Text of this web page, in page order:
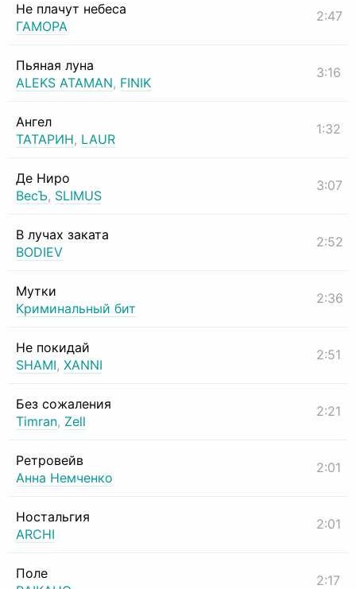
Не плачут небеса
ГАМОРА
2:47
Пьяная луна
ALEKS ATAMAN, FINIK
3:16
Ангел
ТАТАРИН, LAUR
1:32
Де Ниро
ВесЪ, SLIMUS
3:07
В лучах заката
BODIEV
2:52
Мутки
Криминальный бит
2:36
Не покидай
SHAMI, XANNI
2:51
Без сожаления
Timran, Zell
2:21
Ретровейв
Анна Немченко
2:01
Ностальгия
ARCHI
2:01
Поле
2:17